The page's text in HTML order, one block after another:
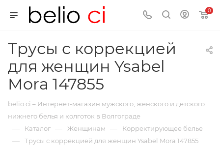
0
Трусы с коррекцией
для женщин Ysabel
Mora 147855
belio ci – Интернет-магазин мужского, женского и детского
нижнего белья и колготок в Волгограде
— Каталог — Женщинам — Корректирующее белье
— Трусы с коррекцией для женщин Ysabel Mora 147855